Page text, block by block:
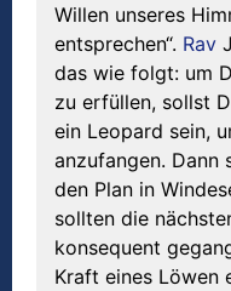
Willen unseres
entsprechen“. Rav
das wie folgt: um
zu erfüllen, sollst
ein Leopard sein,
anzufangen.
den Plan in
sollten die
konsequent
Kraft eines Löwen